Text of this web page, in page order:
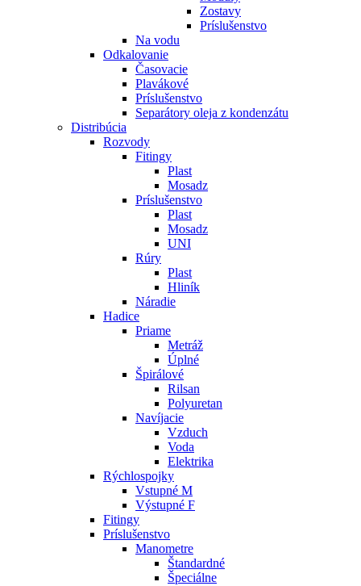
Zostavy
Príslušenstvo
Na vodu
Odkalovanie
Časovacie
Plavákové
Príslušenstvo
Separátory oleja z kondenzátu
Distribúcia
Rozvody
Fitingy
Plast
Mosadz
Príslušenstvo
Plast
Mosadz
UNI
Rúry
Plast
Hliník
Náradie
Hadice
Priame
Metráž
Úplné
Špirálové
Rilsan
Polyuretan
Navíjacie
Vzduch
Voda
Elektrika
Rýchlospojky
Vstupné M
Výstupné F
Fitingy
Príslušenstvo
Manometre
Štandardné
Špeciálne